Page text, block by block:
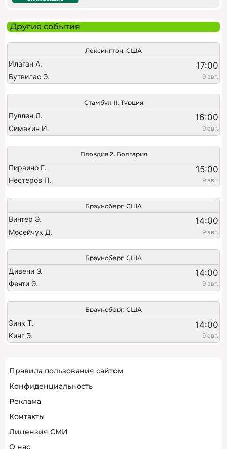
Другие события
Лексингтон. США
Илаган А. 17:00
Бутвилас Э. 9 авг.
Стамбул II. Турция
Пуллен Л. 16:00
Симакин И. 9 авг.
Пловдив 2. Болгария
Пираино Г. 15:00
Нестеров П. 9 авг.
Браунсберг. США
Винтер Э. 14:00
Мосейчук Д. 9 авг.
Браунсберг. США
Дивени Э. 14:00
Фенти Э. 9 авг.
Браунсберг. США
Зинк Т. 14:00
Кинг Э. 9 авг.
Правила пользования сайтом
Конфиденциальность
Реклама
Контакты
Лицензия СМИ
О нас